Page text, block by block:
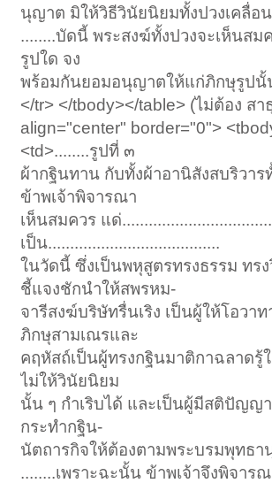
นุญาต มิให้วิธีวินัยนิยมทั้งปวงเคลื่อ
........บัดนี้ พระสงฆ์ทั้งปวงจะเห็นสม
รูปใด จง
พร้อมกันยอมอนุญาตให้แก่ภิกษุรูปนั้
</tr> </tbody></table> (ไม่ต้อง สา
align="center" border="0">
<td>........รูปที่ ๓
ผ้ากฐินทาน กับทั้งผ้าอานิสังสบริวาร
ข้าพเจ้าพิจารณา
เห็นสมควร แด่
เป็น.......................................
ในวัดนี้ ซึ่งเป็นพหุสูตรทรงธรรม ทร
ชี้แจงชักนำให้สพรหม-
จารีสงฆ์บริษัทรื่นเริง เป็นผู้ให้โอวา
ภิกษุสามเณรและ
คฤหัสถ์เป็นผู้ทรงกฐินมาติกาฉลาดรู้
ไม่ให้วินัยนิยม
นั้น ๆ กำเริบได้ และเป็นผู้มีสติปัญญ
กระทำกฐิน-
นัตถารกิจให้ต้องตามพระบรมพุทธา
........เพราะฉะนั้น ข้าพเจ้าจึงพิจาร